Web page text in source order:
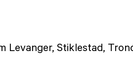
Stiklestad,